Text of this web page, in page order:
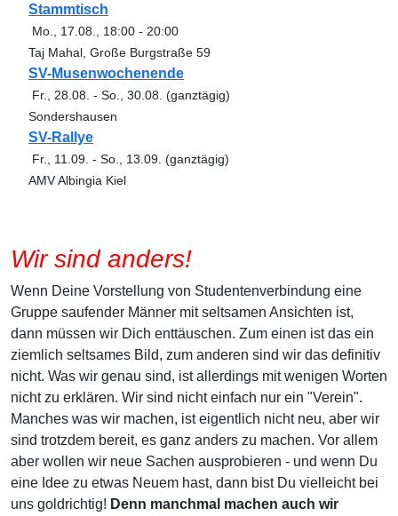
Stammtisch
Mo., 17.08. 18:00 - 20:00
Taj Mahal, Große Burgstraße 59
SV-Musenwochenende
Fr., 28.08. - So., 30.08. (ganztägig)
Sondershausen
SV-Rallye
Fr., 11.09. - So., 13.09. (ganztägig)
AMV Albingia Kiel
Wir sind anders!
Wenn Deine Vorstellung von Studentenverbindung eine
Gruppe saufender Männer mit seltsamen Ansichten ist,
dann müssen wir Dich enttäuschen. Zum einen ist das ein
ziemlich seltsames Bild, zum anderen sind wir das definitiv
nicht. Was wir genau sind, ist allerdings mit wenigen Worten
nicht zu erklären. Wir sind nicht einfach nur ein "Verein".
Manches was wir machen, ist eigentlich nicht neu, aber wir
sind trotzdem bereit, es ganz anders zu machen. Vor allem
aber wollen wir neue Sachen ausprobieren - und wenn Du
eine Idee zu etwas Neuem hast, dann bist Du vielleicht bei
uns goldrichtig! Denn manchmal machen auch wir